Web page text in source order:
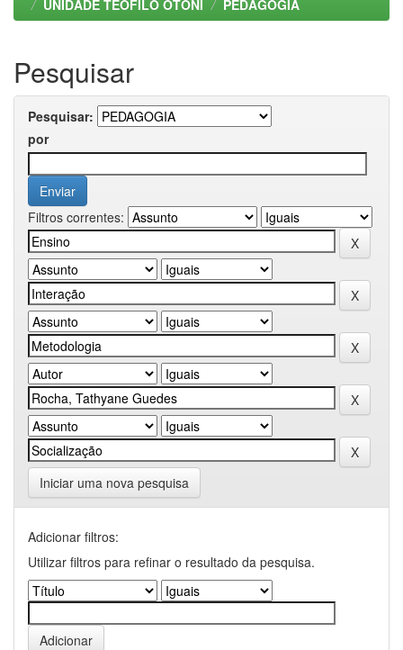
UNIDADE TEOFILO OTONI
PEDAGOGIA
Pesquisar
Pesquisar:
por
Filtros correntes:
Iniciar uma nova pesquisa
Adicionar filtros:
Utilizar filtros para refinar o resultado da pesquisa.